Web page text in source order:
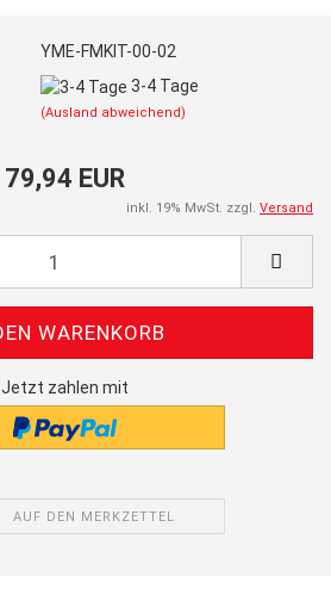
YME-FMKIT-00-02
3-4 Tage
(Ausland abweichend)
79,94 EUR
inkl. 19% MwSt. zzgl. Versand
Jetzt zahlen mit
AUF DEN MERKZETTEL